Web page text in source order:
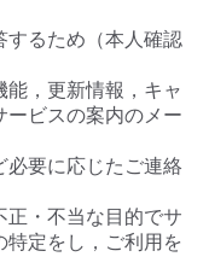
するため（本人確認
能，更新情報，キャ
ービスの案内のメー
必要に応じたご連絡
正・不当な目的でサ
特定をし，ご利用を